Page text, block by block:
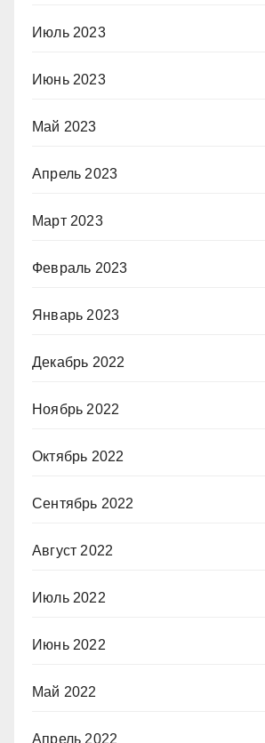
Июль 2023
Июнь 2023
Май 2023
Апрель 2023
Март 2023
Февраль 2023
Январь 2023
Декабрь 2022
Ноябрь 2022
Октябрь 2022
Сентябрь 2022
Август 2022
Июль 2022
Июнь 2022
Май 2022
Апрель 2022